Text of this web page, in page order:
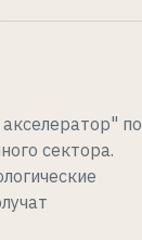
по
сектора.